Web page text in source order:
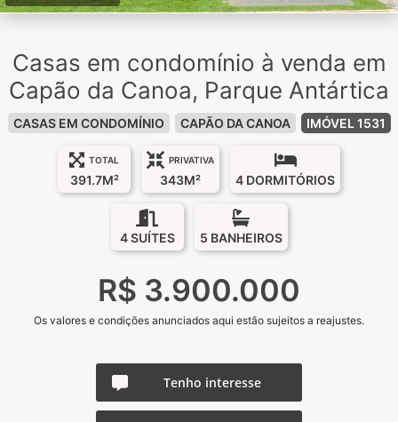
Casas em condomínio à venda em
Capão da Canoa, Parque Antártica
CASAS EM CONDOMÍNIO CAPÃO DA CANOA IMÓVEL 1531
TOTAL
391.7M²
PRIVATIVA
343M² 4 DORMITÓRIOS
4 SUÍTES 5 BANHEIROS
R$ 3.900.000
Os valores e condições anunciados aqui estão sujeitos a reajustes.
Tenho interesse